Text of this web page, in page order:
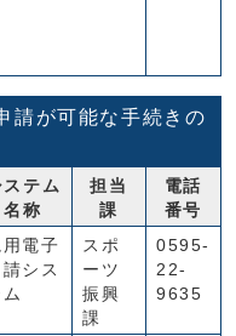
請が可能な手続きの
ステム
名称
担当
課
電話
番号
電子
シス
スポ
ーツ
振興
課
0595-
22-
9635